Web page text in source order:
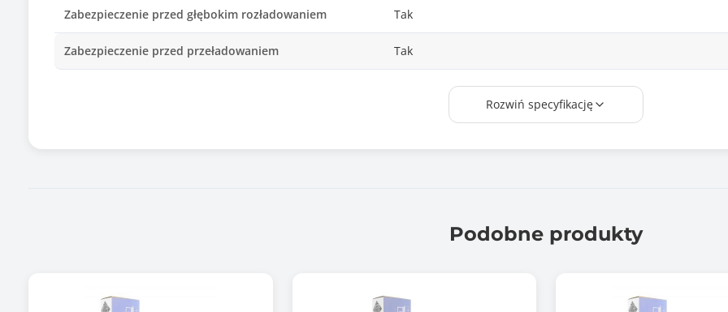
Zabezpieczenie przed głębokim rozładowaniem Tak
Zabezpieczenie przed przeładowaniem Tak
5B10H42764, 5B10H42831, 5B10K10177, 5B10K10220,
Rozwiń specyfikację
Podobne produkty